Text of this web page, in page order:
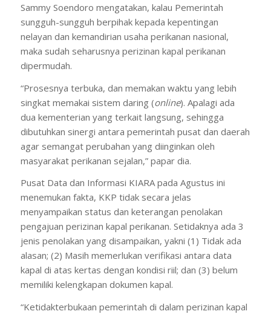
Sammy Soendoro mengatakan, kalau Pemerintah
sungguh-sungguh berpihak kepada kepentingan
nelayan dan kemandirian usaha perikanan nasional,
maka sudah seharusnya perizinan kapal perikanan
dipermudah.
“Prosesnya terbuka, dan memakan waktu yang lebih
singkat memakai sistem daring (online). Apalagi ada
dua kementerian yang terkait langsung, sehingga
dibutuhkan sinergi antara pemerintah pusat dan daerah
agar semangat perubahan yang diinginkan oleh
masyarakat perikanan sejalan,” papar dia.
Pusat Data dan Informasi KIARA pada Agustus ini
menemukan fakta, KKP tidak secara jelas
menyampaikan status dan keterangan penolakan
pengajuan perizinan kapal perikanan. Setidaknya ada 3
jenis penolakan yang disampaikan, yakni (1) Tidak ada
alasan; (2) Masih memerlukan verifikasi antara data
kapal di atas kertas dengan kondisi riil; dan (3) belum
memiliki kelengkapan dokumen kapal.
“Ketidakterbukaan pemerintah di dalam perizinan kapal